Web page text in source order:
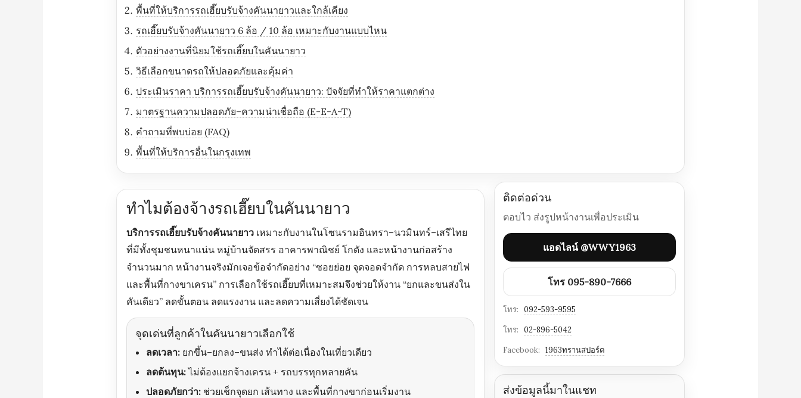
พื้นที่ให้บริการรถเฮี๊ยบรับจ้างคันนายาวและใกล้เคียง
รถเฮี๊ยบรับจ้างคันนายาว 6 ล้อ / 10 ล้อ เหมาะกับงานแบบไหน
ตัวอย่างงานที่นิยมใช้รถเฮี๊ยบในคันนายาว
วิธีเลือกขนาดรถให้ปลอดภัยและคุ้มค่า
ประเมินราคา บริการรถเฮี๊ยบรับจ้างคันนายาว: ปัจจัยที่ทำให้ราคาแตกต่าง
มาตรฐานความปลอดภัย–ความน่าเชื่อถือ (E-E-A-T)
คำถามที่พบบ่อย (FAQ)
พื้นที่ให้บริการอื่นในกรุงเทพ
ทำไมต้องจ้างรถเฮี๊ยบในคันนายาว
บริการรถเฮี๊ยบรับจ้างคันนายาวเหมาะกับงานในโซนรามอินทรา–นวมินทร์–เสรีไทย
ที่มีทั้งชุมชนหนาแน่น หมู่บ้านจัดสรร อาคารพาณิชย์ โกดัง และหน้างานก่อสร้าง
จำนวนมาก หน้างานจริงมักเจอข้อจำกัดอย่าง “ซอยย่อย จุดจอดจำกัด การหลบสายไฟ
และพื้นที่กางขาเครน” การเลือกใช้รถเฮี๊ยบที่เหมาะสมจึงช่วยให้งาน “ยกและขนส่งใน
คันเดียว” ลดขั้นตอน ลดแรงงาน และลดความเสี่ยงได้ชัดเจน
จุดเด่นที่ลูกค้าในคันนายาวเลือกใช้
ลดเวลา:ยกขึ้น–ยกลง–ขนส่ง ทำได้ต่อเนื่องในเที่ยวเดียว
ลดต้นทุน:ไม่ต้องแยกจ้างเครน + รถบรรทุกหลายคัน
ปลอดภัยกว่า:ช่วยเช็กจุดยก เส้นทาง และพื้นที่กางขาก่อนเริ่มงาน
ติดต่อด่วน
ตอบไว ส่งรูปหน้างานเพื่อประเมิน
แอดไลน์ @WWY1963
โทร 095-890-7666
โทร:
092-593-9595
โทร:
02-896-5042
Facebook:
1963ทรานสปอร์ต
ส่งข้อมูลนี้มาในแชท